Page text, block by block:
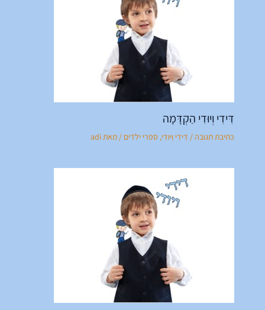
דִּידִי וְיוּדִי הַקְדָּמָה
כתיבת תגובה/ דִּידִי וְיוּדִי, ספרי ילדים / מאתadi